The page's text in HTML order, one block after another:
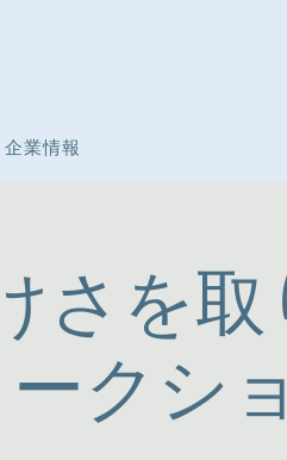
企業情報
さを
ークシ